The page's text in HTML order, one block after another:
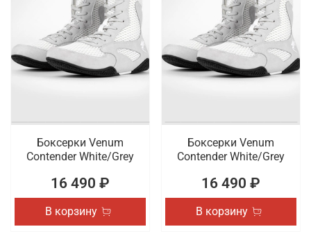
Боксерки Venum
Contender White/Grey
16 490 ₽
В корзину
Боксерки Venum
Contender White/Grey
16 490 ₽
В корзину